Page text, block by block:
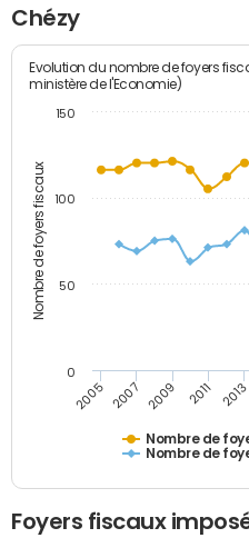
Chézy
Nombre de foyers fiscaux
Evolution du nombre de foyers
ministère de l'Economie)
Nombre de
Nombre de
2005 2007 2009 2011 2013
0
50
100
150
Foyers fiscaux